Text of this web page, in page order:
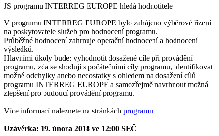
JS programu INTERREG EUROPE hledá hodnotitele
V programu INTERREG EUROPE bylo zahájeno výběrové řízení
na poskytovatele služeb pro hodnocení programu.
Průběžné hodnocení zahrnuje operační hodnocení a hodnocení
výsledků.
Hlavními úkoly bude: vyhodnotit dosažené cíle při provádění
programu, zda se shodují s počátečními cíly programu, identifikovat
možné odchylky anebo nedostatky s ohledem na dosažení cílů
programu INTERREG EUROPE a samozřejmě navrhnout možná
zlepšení pro budoucí provádění programu.
Více informací naleznete na stránkách programu.
Uzávěrka: 19. února 2018 ve 12:00 SEČ